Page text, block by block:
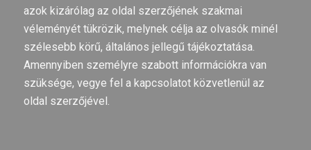
azok kizárólag az oldal szerzőjének szakmai
véleményét tükrözik, melynek célja az olvasók minél
szélesebb körű, általános jellegű tájékoztatása.
Amennyiben személyre szabott információkra van
szüksége, vegye fel a kapcsolatot közvetlenül az
oldal szerzőjével.